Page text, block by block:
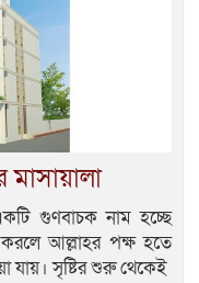
গুণবাচক নাম হচ্ছে
আল্লাহর পক্ষ হতে
যায়। সৃষ্টির শুরু থেকেই